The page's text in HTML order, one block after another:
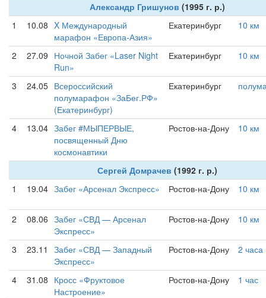
Александр Гришунов (1995 г. р.)
1
10.08 X Международный
марафон «Европа-Азия»
Екатеринбург 10 км
2 27.09 Ночной Забег «Laser Night
Run»
Екатеринбург 10 км
3 24.05 Всероссийский
полумарафон «ЗаБег.РФ»
(Екатеринбург)
Екатеринбург
4 13.04 Забег #МЫПЕРВЫЕ,
посвященный Дню
космонавтики
Ростов-на-Дону 10 км
Сергей Домрачев (1992 г. р.)
1
19.04 Забег «Арсенал Экспресс» Ростов-на-Дону 10 км
2 08.06 Забег «СВД — Арсенал
Экспресс»
Ростов-на-Дону 10 км
3 23.11
Забег «СВД — Западный
Экспресс»
Ростов-на-Дону 2 часа
4 31.08 Кросс «Фруктовое
Настроение»
Ростов-на-Дону 1 час